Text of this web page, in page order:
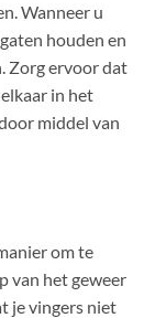
Wanneer u
houden en
Zorg ervoor dat
in het
middel van
om te
van het geweer
je vingers niet